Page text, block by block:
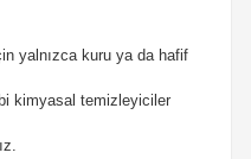
yalnızca kuru ya da hafif
kimyasal temizleyiciler